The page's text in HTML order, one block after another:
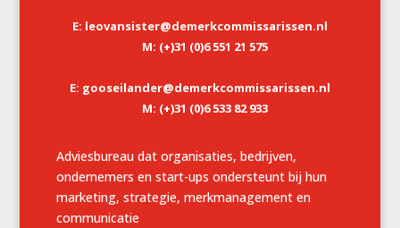
E: leovansister@demerkcommissarissen.nl
M: (+)31 (0)6 551 21 575
E: gooseilander@demerkcommissarissen.nl
M: (+)31 (0)6 533 82 933
Adviesbureau dat organisaties, bedrijven,
ondernemers en start-ups ondersteunt bij hun
marketing, strategie, merkmanagement en
communicatie